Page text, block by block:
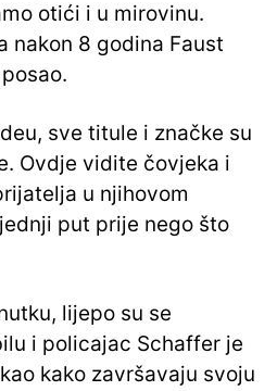
otići i u mirovinu.
nakon 8 godina Faust
sve titule i značke su
Ovdje vidite čovjeka i
u njihovom
put prije nego što
lijepo su se
i policajac Schaffer je
kako završavaju svoju